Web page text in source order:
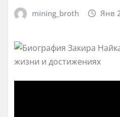
mining_broth Янв